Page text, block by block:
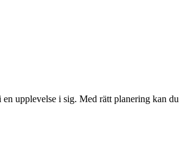
upplevelse i sig. Med rätt planering kan